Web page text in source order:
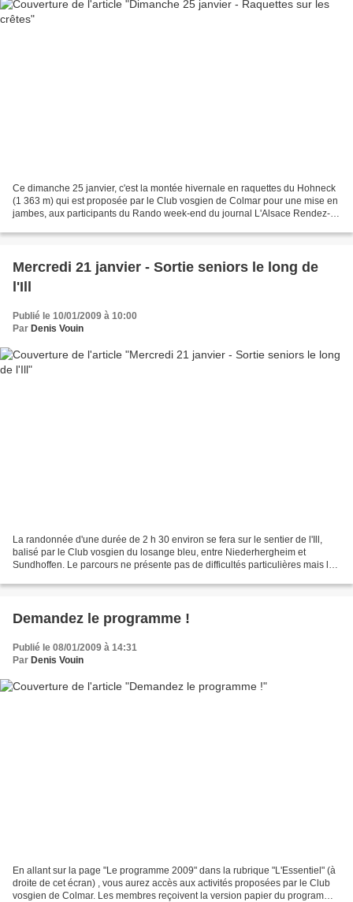
Ce dimanche 25 janvier, c'est la montée hivernale en raquettes du Hohneck
(1 363 m) qui est proposée par le Club vosgien de Colmar pour une mise en
jambes, aux participants du Rando week-end du journal L'Alsace Rendez-
Mercredi 21 janvier - Sortie seniors le long de
l'Ill
Publié le 10/01/2009 à 10:00
Par Denis Vouin
La randonnée d'une durée de 2 h 30 environ se fera sur le sentier de l'Ill,
balisé par le Club vosgien du losange bleu, entre Niederhergheim et
Sundhoffen. Le parcours ne présente pas de difficultés particulières mais le
Demandez le programme !
Publié le 08/01/2009 à 14:31
Par Denis Vouin
En allant sur la page "Le programme 2009" dans la rubrique "L'Essentiel" (à
droite de cet écran) , vous aurez accès aux activités proposées par le Club
vosgien de Colmar. Les membres reçoivent la version papier du programme